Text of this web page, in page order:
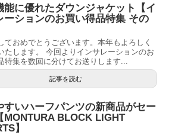
能に優れたダウンジャケット【イ
ーションのお買い得品特集 その
ておめでとうございます。本年もよろしく
たします。 今回よりインサレーションのお
特集を数回に分けてお送りします...
記事を読む
すいハーフパンツの新商品がセー
MONTURA BLOCK LIGHT
】